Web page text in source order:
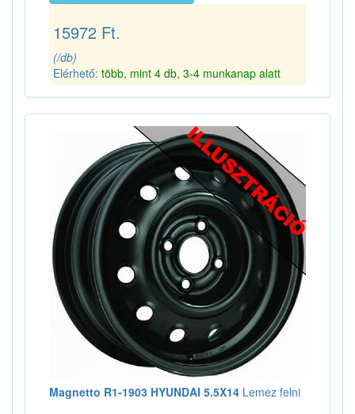
15972 Ft.
(/db)
Elérhető: több, mint 4 db, 3-4 munkanap alatt
Magnetto R1-1903 HYUNDAI 5.5X14 Lemez felni